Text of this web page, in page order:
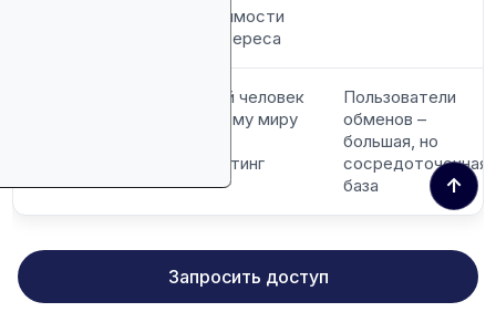
зависимости
от интереса
Любой человек
по всему миру
маркетинг
Пользователи
обменов –
большая, но
сосредоточенная
база
Ключевые показатели эффективности (KPI) контент-
маркетинга варьируются в зависимости от цели, но
↑
Запросить доступ